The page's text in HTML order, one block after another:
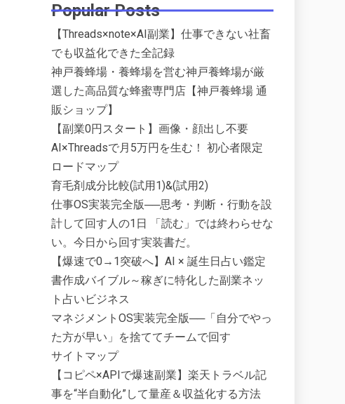
Popular Posts
【Threads×note×AI副業】仕事できない社畜
でも収益化できた全記録
神戸養蜂場・養蜂場を営む神戸養蜂場が厳
選した高品質な蜂蜜専門店【神戸養蜂場 通
販ショップ】
【副業0円スタート】画像・顔出し不要
AI×Threadsで月5万円を生む！ 初心者限定
ロードマップ
育毛剤成分比較(試用1)&(試用2)
仕事OS実装完全版──思考・判断・行動を設
計して回す人の1日 「読む」では終わらせな
い。今日から回す実装書だ。
【爆速で0→1突破へ】AI × 誕生日占い鑑定
書作成バイブル～稼ぎに特化した副業ネッ
ト占いビジネス
マネジメントOS実装完全版──「自分でやっ
た方が早い」を捨ててチームで回す
サイトマップ
【コピペ×APIで爆速副業】楽天トラベル記
事を“半自動化”して量産＆収益化する方法